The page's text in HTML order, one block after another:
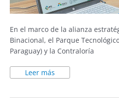
En el marco de la alianza
Binacional, el Parque
Paraguay) y la Contraloría
Leer más